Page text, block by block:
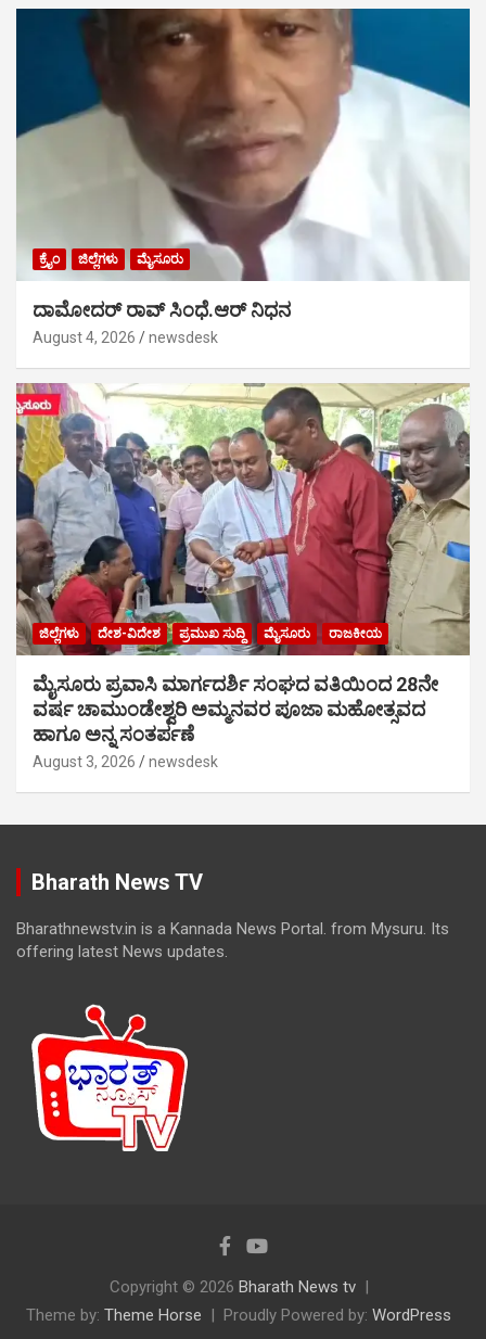
ಕ್ರೈಂ ಜಿಲ್ಲೆಗಳು ಮೈಸೂರು
ದಾಮೋದರ್ ರಾವ್ ಸಿಂಧೆ.ಆರ್ ನಿಧನ
August 4, 2026 newsdesk
ಜಿಲ್ಲೆಗಳು ದೇಶ-ವಿದೇಶ ಪ್ರಮುಖ ಸುದ್ದಿ ಮೈಸೂರು ರಾಜಕೀಯ
ಮೈಸೂರು ಪ್ರವಾಸಿ ಮಾರ್ಗದರ್ಶಿ ಸಂಘದ ವತಿಯಿಂದ 28ನೇ
ವರ್ಷ ಚಾಮುಂಡೇಶ್ವರಿ ಅಮ್ಮನವರ ಪೂಜಾ ಮಹೋತ್ಸವದ
ಹಾಗೂ ಅನ್ನ ಸಂತರ್ಪಣೆ
August 3, 2026 newsdesk
Bharath News TV
Bharathnewstv.in is a Kannada News Portal. from Mysuru. Its
offering latest News updates.
Copyright © 2026 Bharath News tv
Theme by: Theme Horse Proudly Powered by: WordPress